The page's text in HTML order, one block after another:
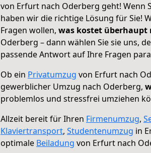
von Erfurt nach Oderberg geht! Wenn
haben wir die richtige Lösung für Sie!
Fragen wollen, was kostet überhaupt
Oderberg – dann wählen Sie sie uns,
passende Antwort auf Ihre Fragen
Ob ein Privatumzug von Erfurt nach
gewerblicher Umzug nach Oderberg,
problemlos und stressfrei umziehen
Allzeit bereit für Ihren Firmenumzug,
Klaviertransport, Studentenumzug in
optimale Beiladung von Erfurt nach